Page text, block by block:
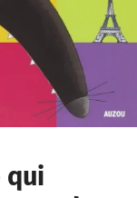
qui